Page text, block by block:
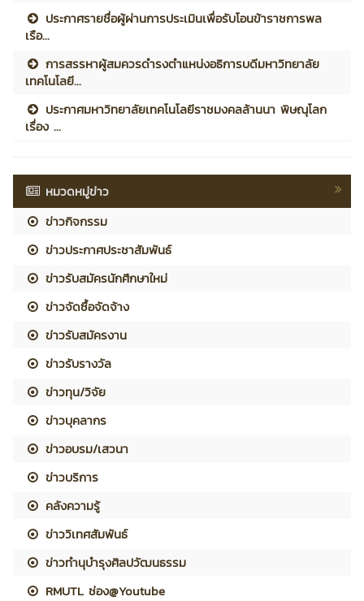
ประกาศรายชื่อผู้ผ่านการประเมินเพื่อรับโอนข้าราชการพล
เรือ...
การสรรหาผู้สมควรดำรงตำแหน่งอธิการบดีมหาวิทยาลัย
เทคโนโลยี...
ประกาศมหาวิทยาลัยเทคโนโลยีราชมงคลล้านนา พิษณุโลก
เรื่อง ...
หมวดหมู่ข่าว
ข่าวกิจกรรม
ข่าวประกาศประชาสัมพันธ์
ข่าวรับสมัครนักศึกษาใหม่
ข่าวจัดซื้อจัดจ้าง
ข่าวรับสมัครงาน
ข่าวรับรางวัล
ข่าวทุน/วิจัย
ข่าวบุคลากร
ข่าวอบรม/เสวนา
ข่าวบริการ
คลังความรู้
ข่าววิเทศสัมพันธ์
ข่าวทำนุบำรุงศิลปวัฒนธรรม
RMUTL ช่อง@Youtube